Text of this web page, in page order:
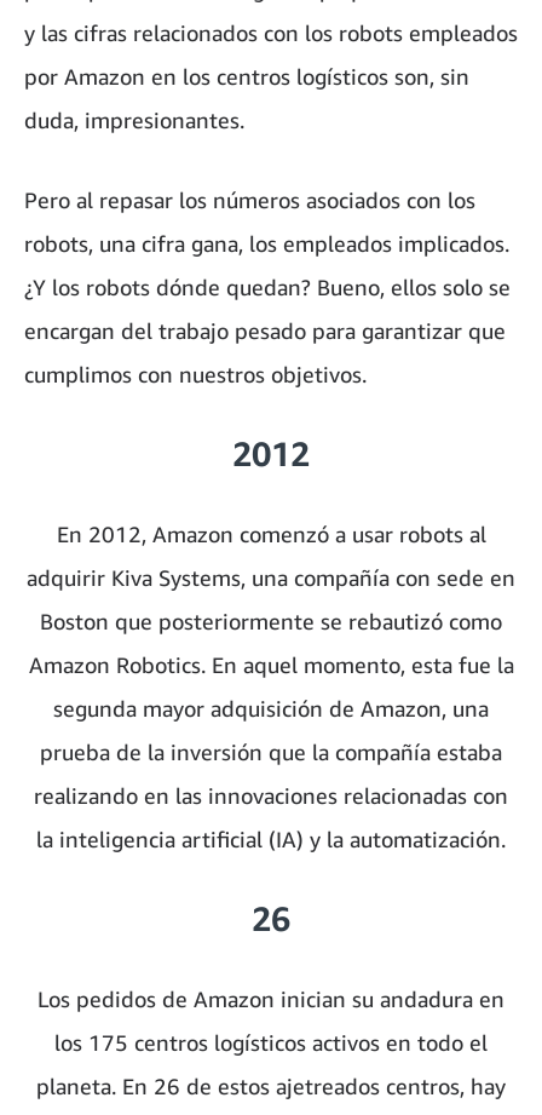
y las cifras relacionados con los robots empleados
por Amazon en los centros logísticos son, sin
duda, impresionantes.
Pero al repasar los números asociados con los
robots, una cifra gana, los empleados implicados.
¿Y los robots dónde quedan? Bueno, ellos solo se
encargan del trabajo pesado para garantizar que
cumplimos con nuestros objetivos.
2012
En 2012, Amazon comenzó a usar robots al
adquirir Kiva Systems, una compañía con sede en
Boston que posteriormente se rebautizó como
Amazon Robotics. En aquel momento, esta fue la
segunda mayor adquisición de Amazon, una
prueba de la inversión que la compañía estaba
realizando en las innovaciones relacionadas con
la inteligencia artificial (IA) y la automatización.
26
Los pedidos de Amazon inician su andadura en
los 175 centros logísticos activos en todo el
planeta. En 26 de estos ajetreados centros, hay